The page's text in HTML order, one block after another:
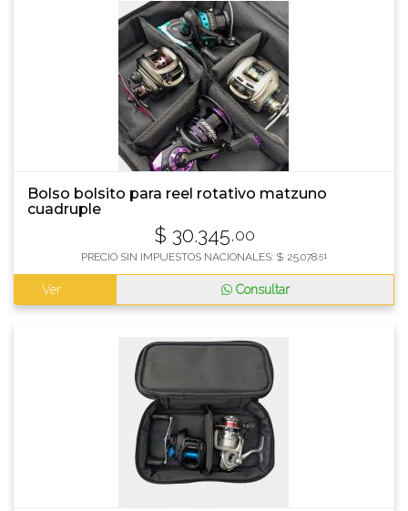
Bolso bolsito para reel rotativo matzuno
cuadruple
$ 30.345,00
PRECIO SIN IMPUESTOS NACIONALES: $ 25.078,51
Ver Consultar